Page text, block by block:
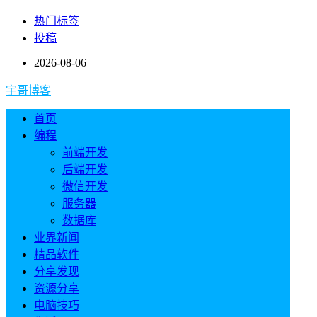
热门标签
投稿
2026-08-06
宇哥博客
首页
编程
前端开发
后端开发
微信开发
服务器
数据库
业界新闻
精品软件
分享发现
资源分享
电脑技巧